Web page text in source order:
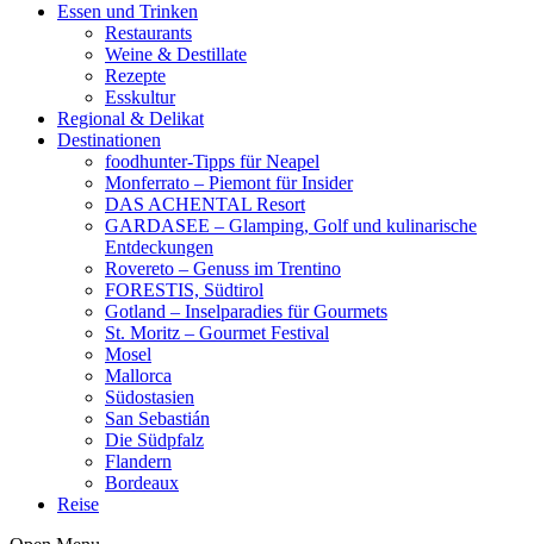
Essen und Trinken
Restaurants
Weine & Destillate
Rezepte
Esskultur
Regional & Delikat
Destinationen
foodhunter-Tipps für Neapel
Monferrato – Piemont für Insider
DAS ACHENTAL Resort
GARDASEE – Glamping, Golf und kulinarische
Entdeckungen
Rovereto – Genuss im Trentino
FORESTIS, Südtirol
Gotland – Inselparadies für Gourmets
St. Moritz – Gourmet Festival
Mosel
Mallorca
Südostasien
San Sebastián
Die Südpfalz
Flandern
Bordeaux
Reise